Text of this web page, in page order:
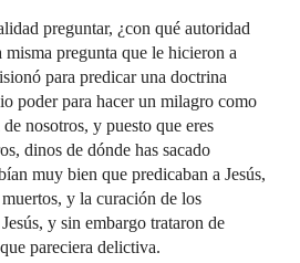
preguntar, ¿con qué autoridad
misma pregunta que le hicieron a
para predicar una doctrina
poder para hacer un milagro como
nosotros, y puesto que eres
dinos de dónde has sacado
muy bien que predicaban a Jesús,
y la curación de los
y sin embargo trataron de
pareciera delictiva.